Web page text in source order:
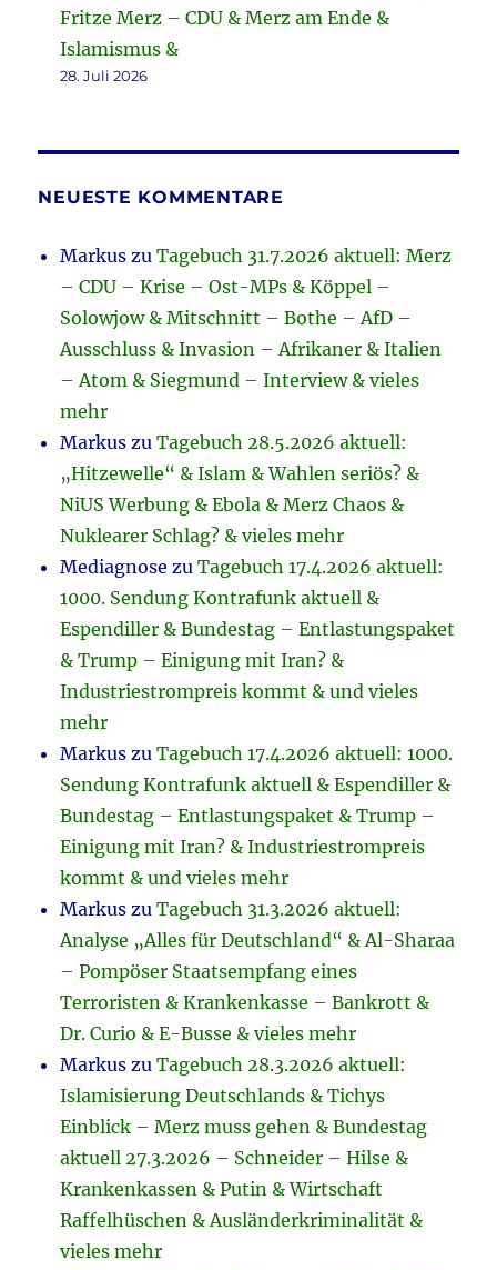
Fritze Merz – CDU & Merz am Ende &
Islamismus &
28. Juli 2026
NEUESTE KOMMENTARE
Markus zuTagebuch 31.7.2026 aktuell: Merz
– CDU – Krise – Ost-MPs & Köppel –
Solowjow & Mitschnitt – Bothe – AfD –
Ausschluss & Invasion – Afrikaner & Italien
– Atom & Siegmund – Interview & vieles
mehr
Markus zuTagebuch 28.5.2026 aktuell:
„Hitzewelle“ & Islam & Wahlen seriös? &
NiUS Werbung & Ebola & Merz Chaos &
Nuklearer Schlag? & vieles mehr
Mediagnose zuTagebuch 17.4.2026 aktuell:
1000. Sendung Kontrafunk aktuell &
Espendiller & Bundestag – Entlastungspaket
& Trump – Einigung mit Iran? &
Industriestrompreis kommt & und vieles
mehr
Markus zuTagebuch 17.4.2026 aktuell: 1000.
Sendung Kontrafunk aktuell & Espendiller &
Bundestag – Entlastungspaket & Trump –
Einigung mit Iran? & Industriestrompreis
kommt & und vieles mehr
Markus zuTagebuch 31.3.2026 aktuell:
Analyse „Alles für Deutschland“ & Al-Sharaa
– Pompöser Staatsempfang eines
Terroristen & Krankenkasse – Bankrott &
Dr. Curio & E-Busse & vieles mehr
Markus zuTagebuch 28.3.2026 aktuell:
Islamisierung Deutschlands & Tichys
Einblick – Merz muss gehen & Bundestag
aktuell 27.3.2026 – Schneider – Hilse &
Krankenkassen & Putin & Wirtschaft
Raffelhüschen & Ausländerkriminalität &
vieles mehr